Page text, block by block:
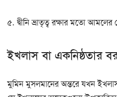
৫. দ্বীনি ভ্রাতৃত্ব রক্ষার মতো আমলের
ইখলাস বা একনিষ্ঠতার
মুমিন মুসলমানের অন্তরে যখন